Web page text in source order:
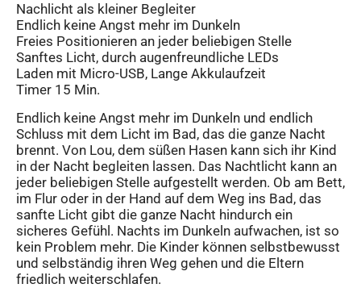
Nachlicht als kleiner Begleiter
Endlich keine Angst mehr im Dunkeln
Freies Positionieren an jeder beliebigen Stelle
Sanftes Licht, durch augenfreundliche LEDs
Laden mit Micro-USB, Lange Akkulaufzeit
Timer 15 Min.
Endlich keine Angst mehr im Dunkeln und endlich
Schluss mit dem Licht im Bad, das die ganze Nacht
brennt. Von Lou, dem süßen Hasen kann sich ihr Kind
in der Nacht begleiten lassen. Das Nachtlicht kann an
jeder beliebigen Stelle aufgestellt werden. Ob am Bett,
im Flur oder in der Hand auf dem Weg ins Bad, das
sanfte Licht gibt die ganze Nacht hindurch ein
sicheres Gefühl. Nachts im Dunkeln aufwachen, ist so
kein Problem mehr. Die Kinder können selbstbewusst
und selbständig ihren Weg gehen und die Eltern
friedlich weiterschlafen.